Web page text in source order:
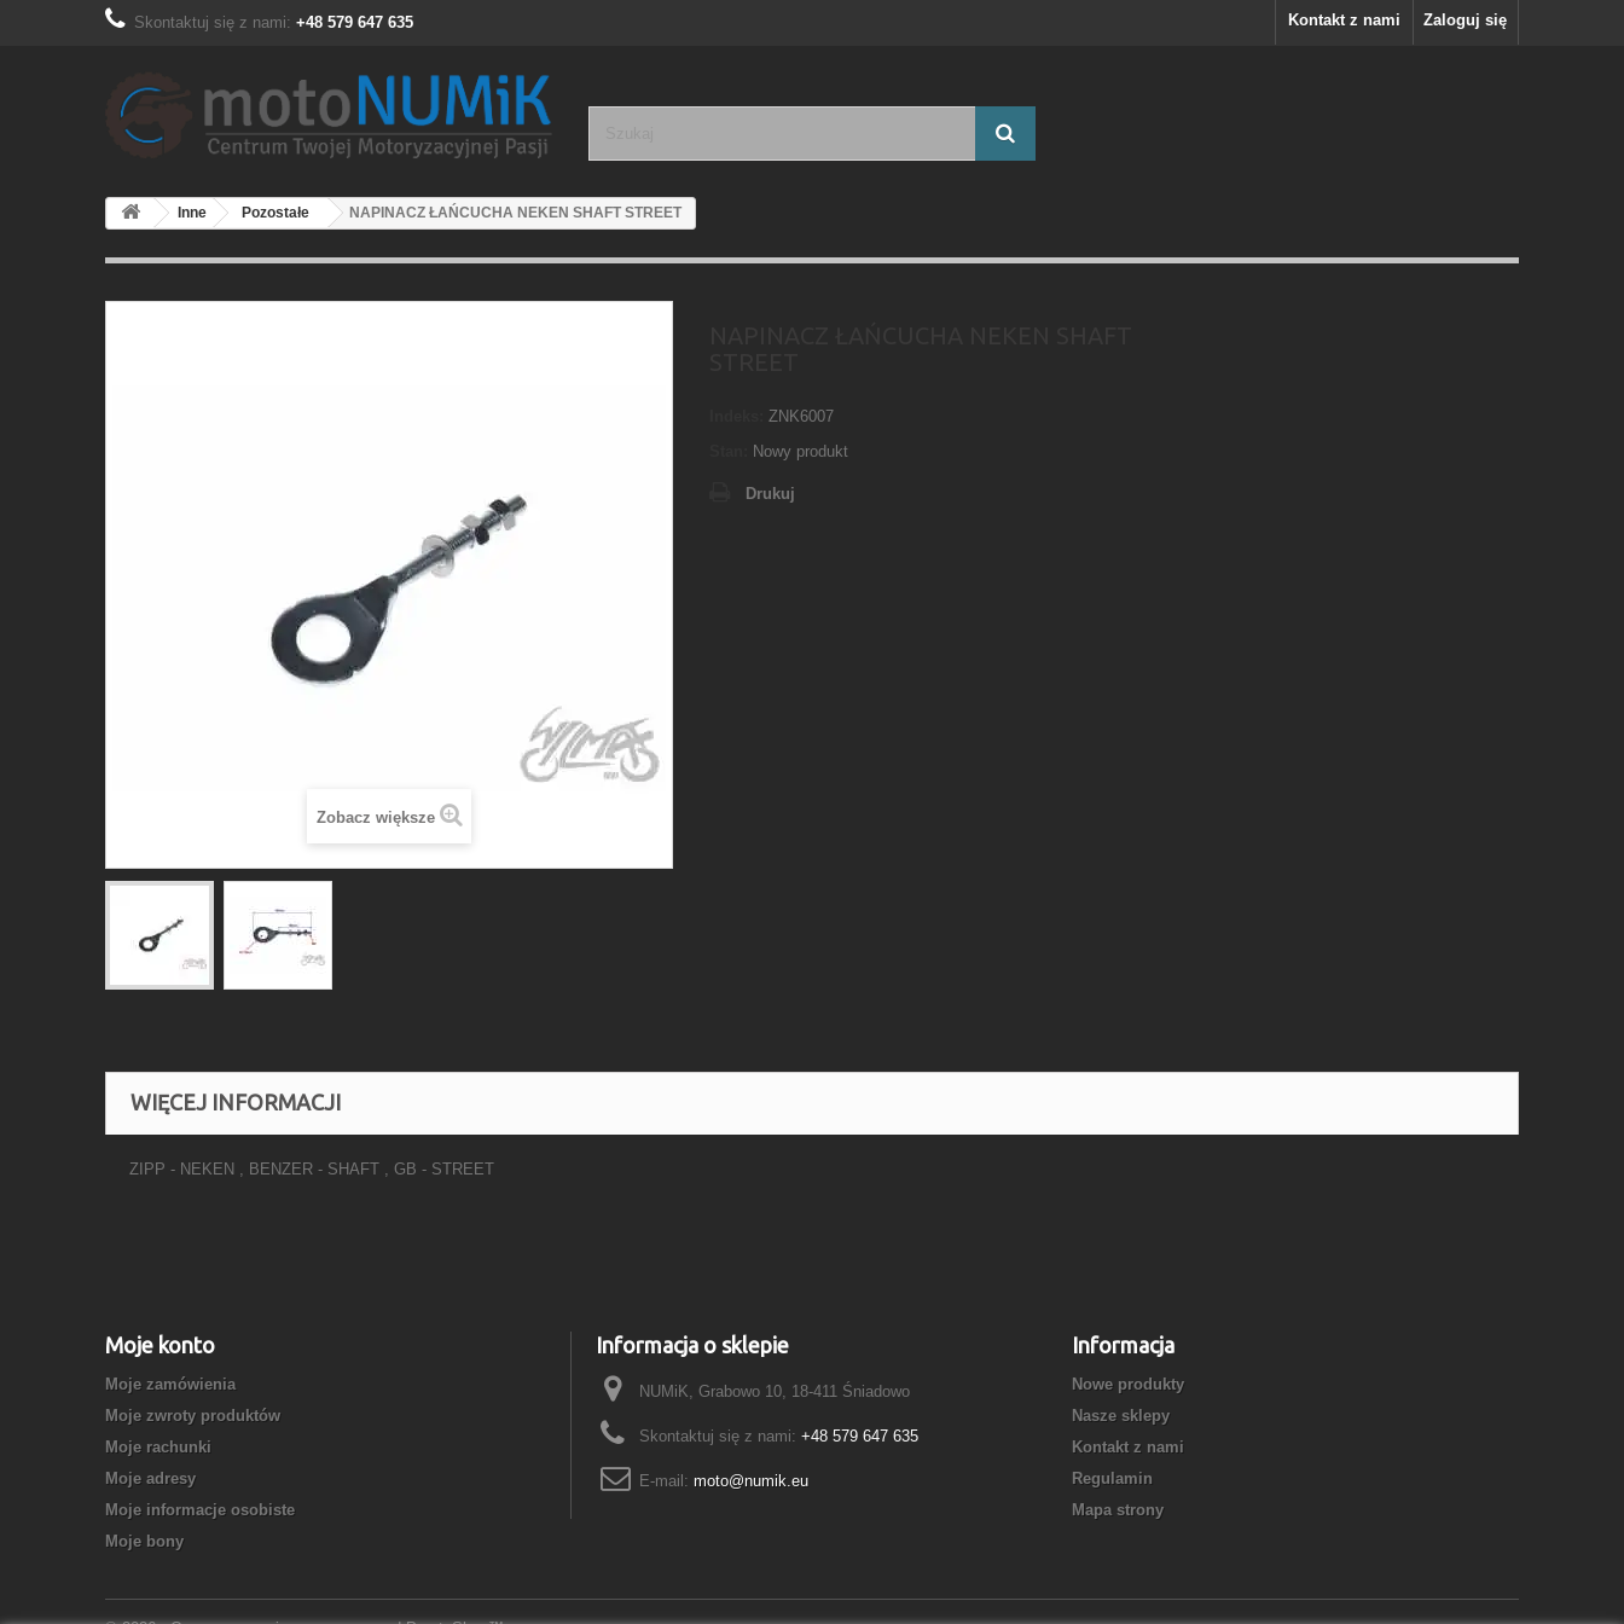
Zaloguj się
Kontakt z nami
Skontaktuj się z nami: +48 579 647 635
Inne Pozostałe NAPINACZ ŁAŃCUCHA NEKEN SHAFT STREET
Zobacz większe
ZNK6007
Nowy produkt
Drukuj
WIĘCEJ INFORMACJI
ZIPP - NEKEN , BENZER - SHAFT , GB - STREET
Moje konto
Moje zamówienia
Moje zwroty produktów
Moje rachunki
Moje adresy
Moje informacje osobiste
Moje bony
Informacja o sklepie
NUMiK, Grabowo 10, 18-411 Śniadowo
Skontaktuj się z nami: +48 579 647 635
E-mail: moto@numik.eu
Informacja
Nowe produkty
Nasze sklepy
Kontakt z nami
Regulamin
Mapa strony